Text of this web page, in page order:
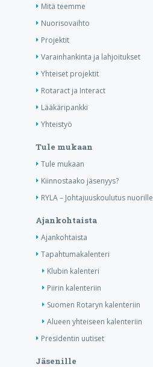
Mitä teemme
Nuorisovaihto
Projektit
Varainhankinta ja lahjoitukset
Yhteiset projektit
Rotaract ja Interact
Lääkäripankki
Yhteistyö
Tule mukaan
Tule mukaan
Kiinnostaako jäsenyys?
RYLA – Johtajuuskoulutus nuorille
Ajankohtaista
Ajankohtaista
Tapahtumakalenteri
Klubin kalenteri
Piirin kalenteriin
Suomen Rotaryn kalenteriin
Alueen yhteiseen kalenteriin
Presidentin uutiset
Jäsenille